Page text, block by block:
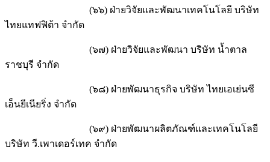
(๖๖) ฝ่ายวิจัยและพัฒนาเทคโนโลยี บริษัท
ไทยแทฟฟิต้า จำกัด
(๖๗) ฝ่ายวิจัยและพัฒนา บริษัท น้ำตาล
ราชบุรี จำกัด
(๖๘) ฝ่ายพัฒนาธุรกิจ บริษัท ไทยเอเย่นซี
เอ็นยีเนียริ่ง จำกัด
(๖๙) ฝ่ายพัฒนาผลิตภัณฑ์และเทคโนโลยี
บริษัท วี.เพาเดอร์เทค จำกัด